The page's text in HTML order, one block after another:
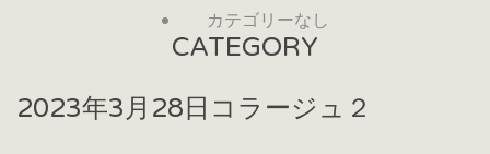
カテゴリーなし
CATEGORY
2023年3月28日 コラージュ２